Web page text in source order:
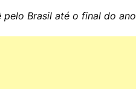
pelo Brasil até o final do ano